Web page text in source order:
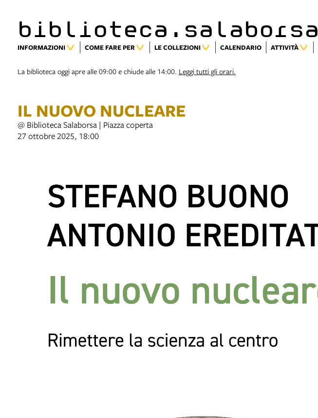
biblioteca.salaborsa
INFORMAZIONI COME FARE PER LE COLLEZIONI CALENDARIO ATTIVITÀ
La biblioteca oggi apre alle 09:00 e chiude alle 14:00. Leggi tutti gli orari.
IL NUOVO NUCLEARE
@ Biblioteca Salaborsa | Piazza coperta
27 ottobre 2025, 18:00